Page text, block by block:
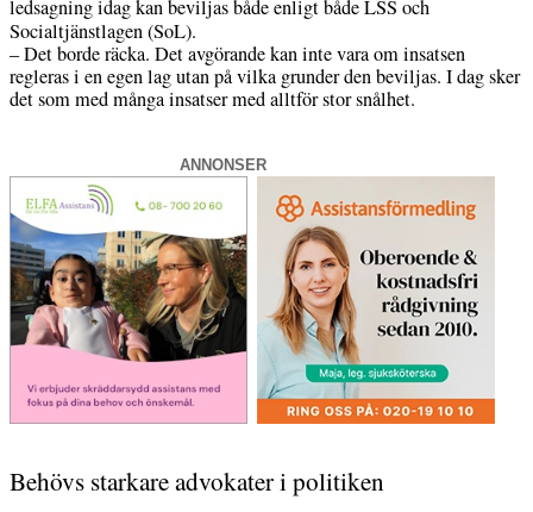
ledsagning idag kan beviljas både enligt både LSS och
Socialtjänstlagen (SoL).
– Det borde räcka. Det avgörande kan inte vara om insatsen
regleras i en egen lag utan på vilka grunder den beviljas. I dag sker
det som med många insatser med alltför stor snålhet.
ANNONSER
Behövs starkare advokater i politiken